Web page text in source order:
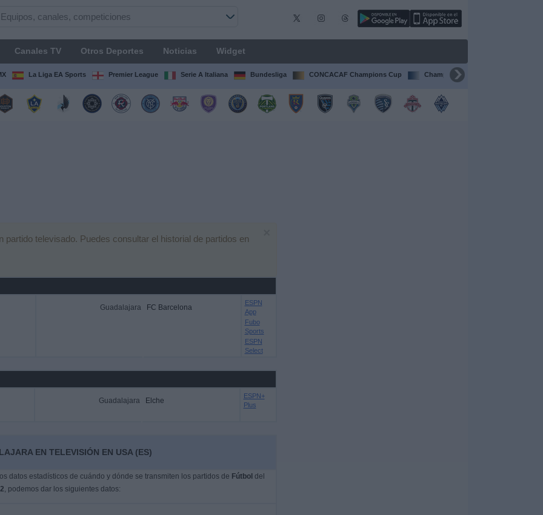
Canales TV Otros Deportes Noticias Widget
La Liga EA Sports Premier League Serie A Italiana Bundesliga CONCACAF Champions Cup Champions League
televisado. Puedes consultar el historial de partidos en
Guadalajara FC Barcelona
ESPN
App
Fubo
Sports
ESPN
Select
Guadalajara Elche
ESPN+
Plus
EN TELEVISIÓN EN USA (ES)
datos estadísticos de cuándo y dónde se transmiten los partidos de Fútbol del
, podemos dar los siguientes datos: